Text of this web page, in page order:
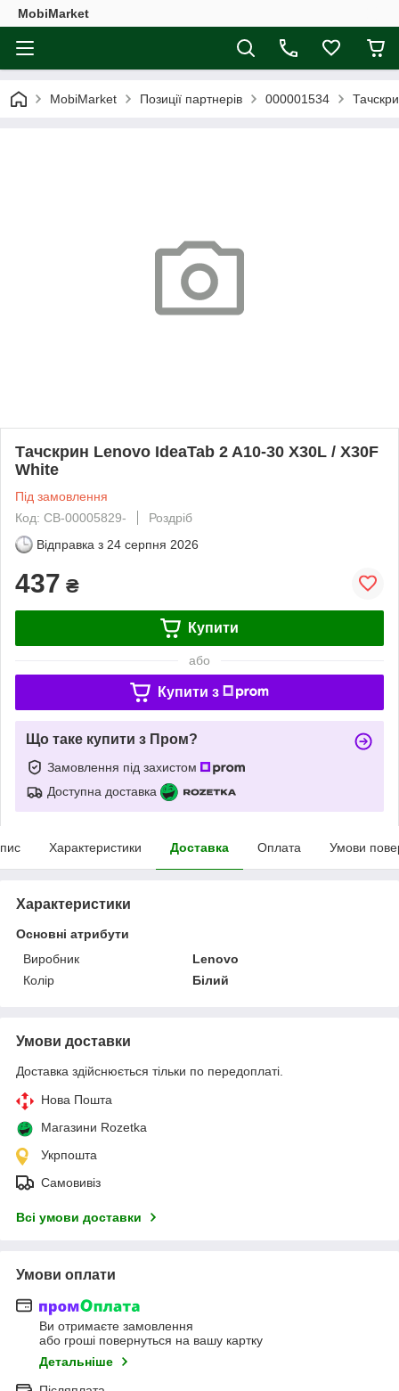
MobiMarket
MobiMarket Позиції партнерів 000001534
Тачскрин Lenovo IdeaTab 2 A10-30 X30L / X30F
White
Під замовлення
Код: CB-00005829-
Роздріб
Відправка з 24 серпня 2026
437 ₴
Купити
або
Купити з
Що таке купити з Пром?
Замовлення під захистом
Доступна доставка
Характеристики Доставка Оплата Умови
Характеристики
Основні атрибути
Виробник
Lenovo
Колір
Білий
Умови доставки
Доставка здійснюється тільки по передоплаті.
Нова Пошта
Магазини Rozetka
Укрпошта
Самовивіз
Всі умови доставки
Умови оплати
Ви отримаєте замовлення
або гроші повернуться на вашу картку
Детальніше